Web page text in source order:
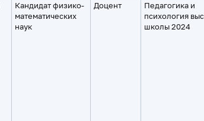
Кандидат физико-
математических
наук
Доцент
Педагогика и
психология
школы 2024